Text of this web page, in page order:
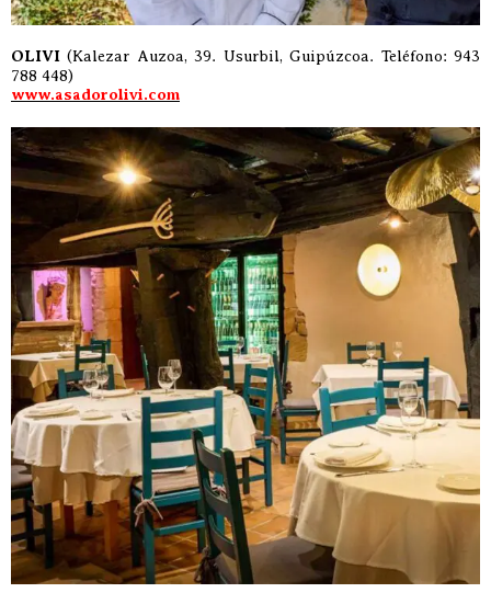
OLIVI (Kalezar Auzoa, 39. Usurbil, Guipúzcoa. Teléfono: 943
788 448)
www.asadorolivi.com